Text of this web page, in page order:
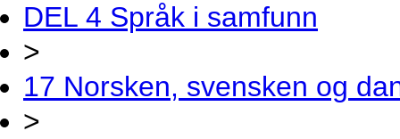
DEL 4 Språk i samfunn
>
17 Norsken, svensken og
>